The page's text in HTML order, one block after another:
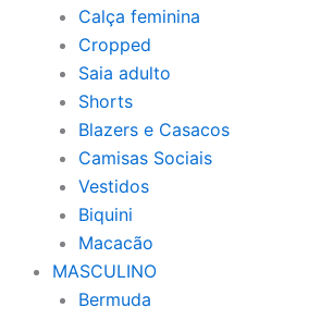
Calça feminina
Cropped
Saia adulto
Shorts
Blazers e Casacos
Camisas Sociais
Vestidos
Biquini
Macacão
MASCULINO
Bermuda